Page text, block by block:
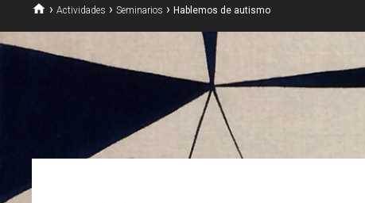
home ›Actividades ›Seminarios ›Hablemos de autismo